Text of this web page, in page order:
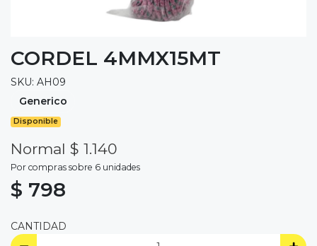
CORDEL 4MMX15MT
SKU: AH09
Generico
Disponible
Normal $ 1.140
Por compras sobre 6 unidades
$ 798
CANTIDAD